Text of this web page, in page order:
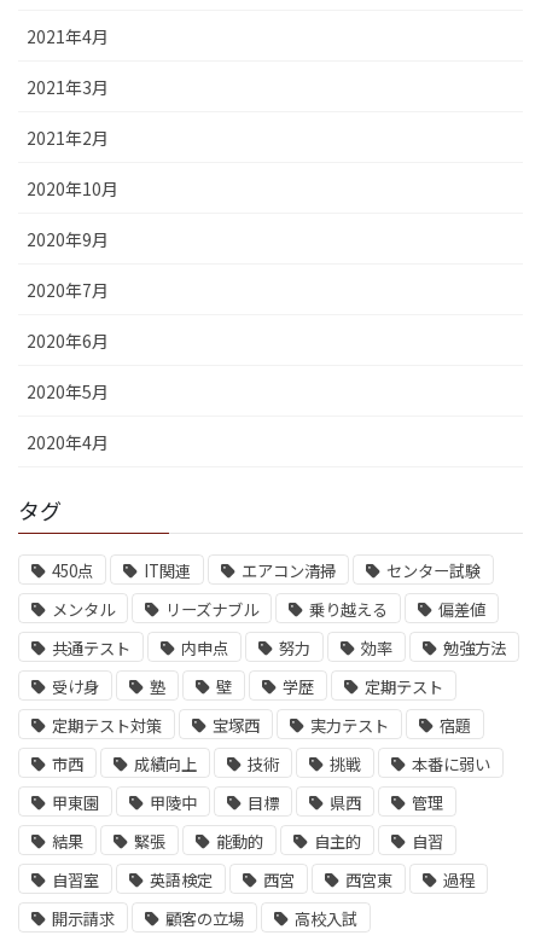
2021年4月
2021年3月
2021年2月
2020年10月
2020年9月
2020年7月
2020年6月
2020年5月
2020年4月
タグ
450点 IT関連 エアコン清掃
センター試験
メンタル
リーズナブル 乗り越える
偏差値
共通テスト
内申点 努力 効率
勉強方法
受け身
塾 壁 学歴
定期テスト
定期テスト対策
宝塚西 実力テスト
宿題
市西
成績向上 技術 挑戦
本番に弱い
甲東園
甲陵中 目標 県西
管理
結果
緊張 能動的 自主的
自習
自習室
英語検定 西宮 西宮東
過程
開示請求
顧客の立場 高校入試